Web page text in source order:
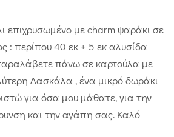
επιχρυσωμένο με charm ψαράκι σε
: περίπου 40 εκ + 5 εκ αλυσίδα
πάνω σε καρτούλα με
Δασκάλα , ένα μικρό δωράκι
για όσα μου μάθατε, για την
και την αγάπη σας. Καλό